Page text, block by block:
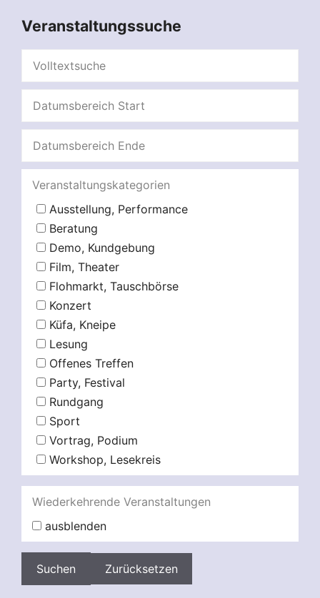
Veranstaltungssuche
Veranstaltungskategorien
Ausstellung, Performance
Beratung
Demo, Kundgebung
Film, Theater
Flohmarkt, Tauschbörse
Konzert
Küfa, Kneipe
Lesung
Offenes Treffen
Party, Festival
Rundgang
Sport
Vortrag, Podium
Workshop, Lesekreis
Wiederkehrende Veranstaltungen
ausblenden
Zurücksetzen